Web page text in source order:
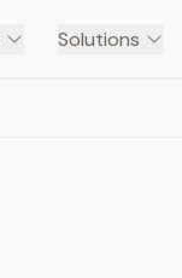
Solutions